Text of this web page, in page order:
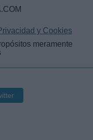
y Cookies
meramente